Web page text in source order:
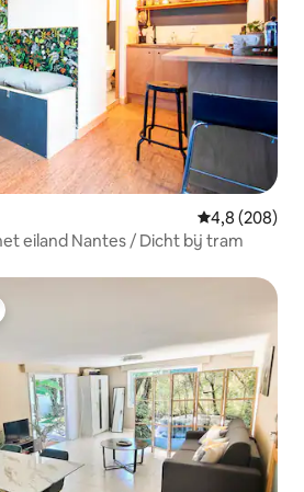
Gemiddelde
4,8 (208)
eiland Nantes / Dicht bij tram